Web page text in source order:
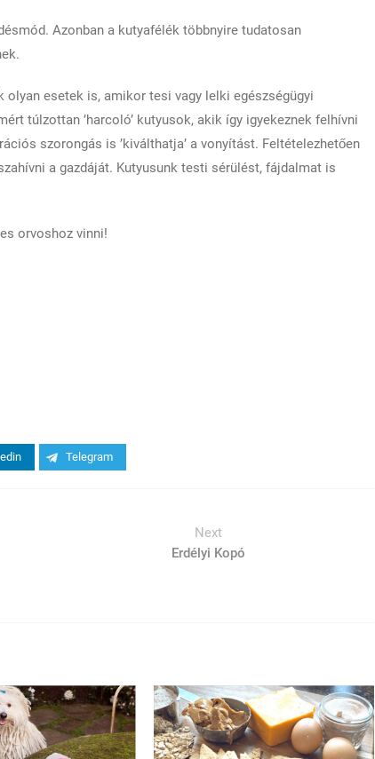
Azonban a kutyafélék többnyire tudatosan
olyan esetek is, amikor tesi vagy lelki egészségügyi
túlzottan ’harcoló’ kutyusok, akik így igyekeznek felhívni
szorongás is ’kiválthatja’ a vonyítást. Feltételezhetően
a gazdáját. Kutyusunk testi sérülést, fájdalmat is
orvoshoz vinni!
Telegram
Next
Erdélyi Kopó